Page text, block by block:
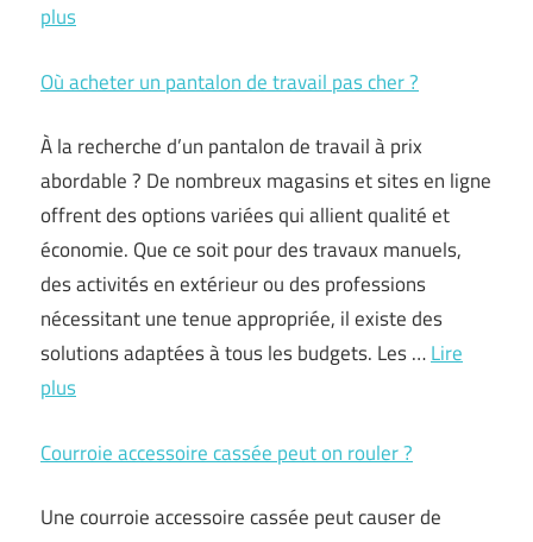
plus
Où acheter un pantalon de travail pas cher ?
À la recherche d’un pantalon de travail à prix
abordable ? De nombreux magasins et sites en ligne
offrent des options variées qui allient qualité et
économie. Que ce soit pour des travaux manuels,
des activités en extérieur ou des professions
nécessitant une tenue appropriée, il existe des
solutions adaptées à tous les budgets. Les …Lire
plus
Courroie accessoire cassée peut on rouler ?
Une courroie accessoire cassée peut causer de